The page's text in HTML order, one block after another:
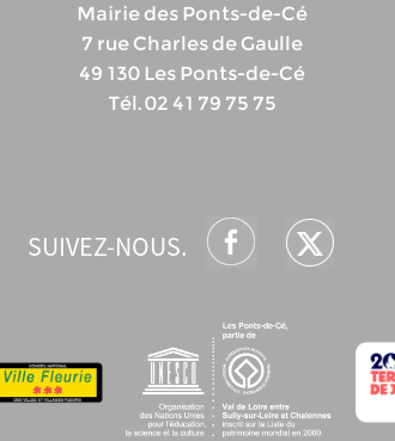
Mairie des Ponts-de-Cé
7 rue Charles de Gaulle
49 130 Les Ponts-de-Cé
Tél. 02 41 79 75 75
SUIVEZ-NOUS.